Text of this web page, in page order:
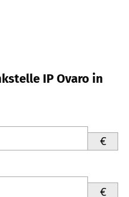
IP Ovaro in
€
€